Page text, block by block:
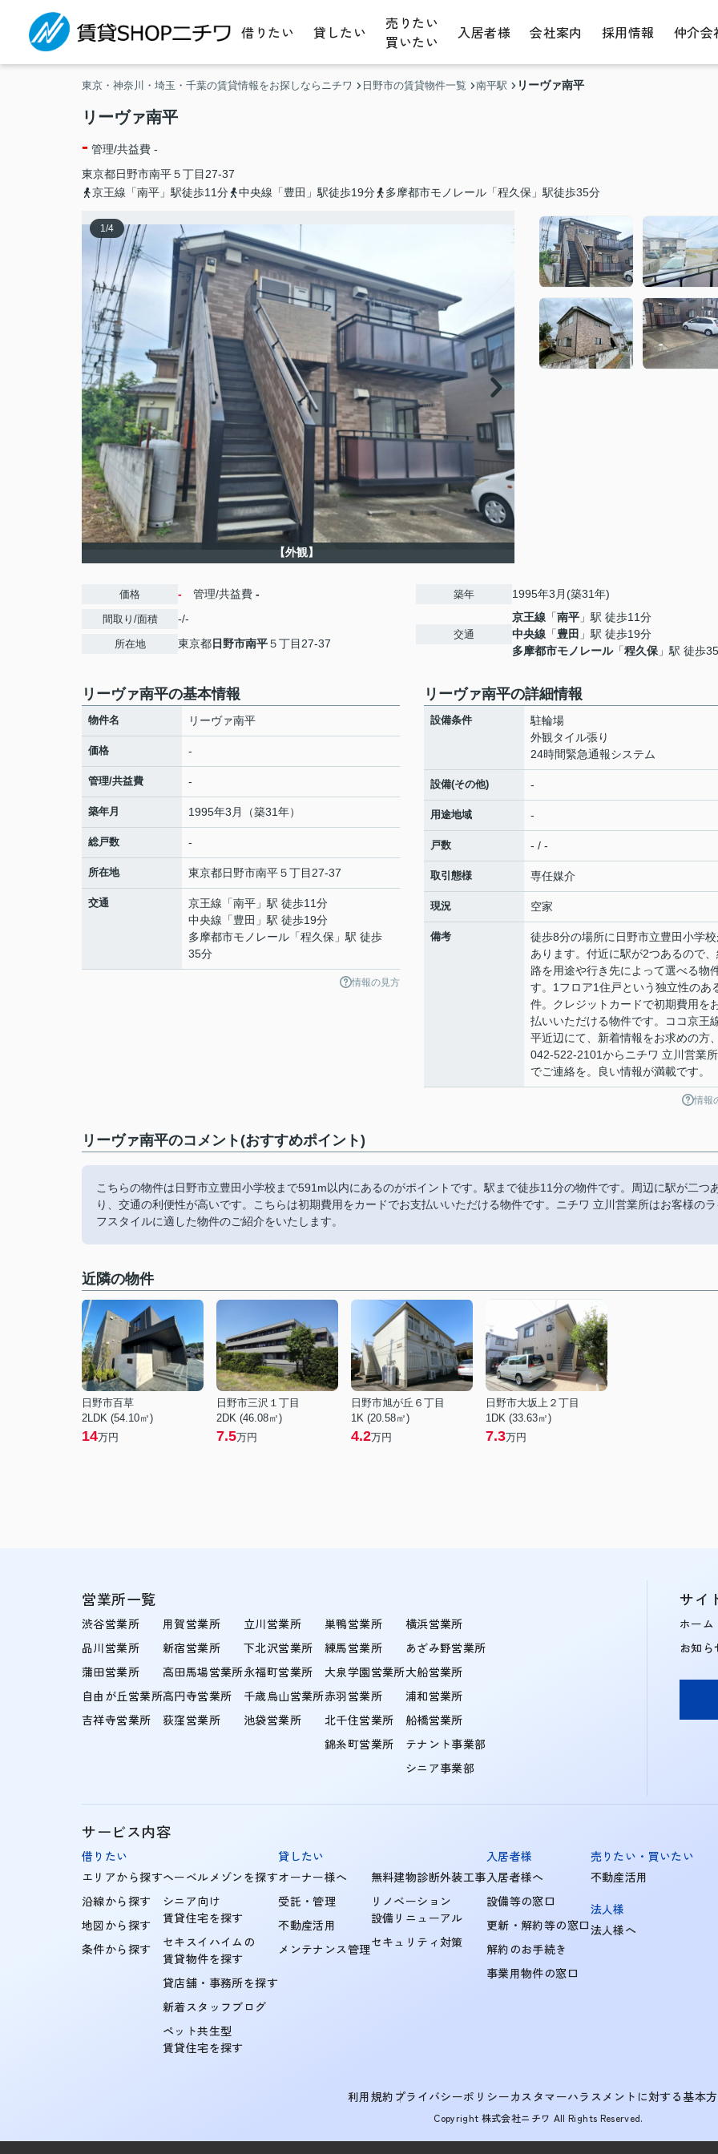
借りたい 貸したい
売りたい
買いたい
入居者様 会社案内 採用情報 仲介会
東京・神奈川・埼玉・千葉の賃貸情報をお探しならニチワ 日野市の賃貸物件一覧 南平駅 リーヴァ南平
リーヴァ南平
- 管理/共益費 -
東京都日野市南平５丁目27-37
京王線「南平」駅徒歩11分
中央線「豊田」駅徒歩19分 多摩都市モノレール「程久保」駅徒歩35分
1/4
【外観】
価格 - 管理/共益費 -
間取り/面積 -/-
所在地 東京都日野市南平５丁目27-37
築年 1995年3月(築31年)
交通
京王線 「南平 」駅 徒歩11分
中央線 「豊田 」駅 徒歩19分
多摩都市モノレール「程久保 」駅 徒歩
リーヴァ南平の基本情報
物件名 リーヴァ南平
価格 -
管理/共益費 -
築年月 1995年3月（築31年）
総戸数 -
所在地 東京都日野市南平５丁目27-37
交通 京王線 「南平 」駅 徒歩11分
中央線 「豊田 」駅 徒歩19分
多摩都市モノレール 「程久保 」駅 徒歩
35分
情報の見方
リーヴァ南平の詳細情報
設備条件
駐輪場
外観タイル張り
24時間緊急通報システム
設備(その他) -
用途地域 -
戸数 - / -
取引態様 専任媒介
現況 空家
備考
徒歩8分の場所に日野市立豊田小学
あります。付近に駅が2つあるので
路を用途や行き先によって選べる物
す。1フロア1住戸という独立性のあ
件。クレジットカードで初期費用を
払いいただける物件です。ココ京王
平近辺にて、新着情報をお求めの方
042-522-2101からニチワ 立川営業
でご連絡を。良い情報が満載です。
情報
リーヴァ南平のコメント(おすすめポイント)
こちらの物件は日野市立豊田小学校まで591m以内にあるのがポイントです。駅まで徒歩11分の物件です。周辺に駅が二つ
り、交通の利便性が高いです。こちらは初期費用をカードでお支払いいただける物件です。ニチワ 立川営業所はお客様の
フスタイルに適した物件のご紹介をいたします。
近隣の物件
日野市百草
2LDK (54.10㎡)
14万円
日野市三沢１丁目
2DK (46.08㎡)
7.5万円
日野市旭が丘６丁目
1K (20.58㎡)
4.2万円
日野市大坂上２丁目
1DK (33.63㎡)
7.3万円
営業所一覧
渋谷営業所
品川営業所
蒲田営業所
自由が丘営業所
吉祥寺営業所
用賀営業所
新宿営業所
高田馬場営業所
高円寺営業所
荻窪営業所
立川営業所
下北沢営業所
永福町営業所
千歳烏山営業所
池袋営業所
巣鴨営業所
練馬営業所
大泉学園営業所
赤羽営業所
北千住営業所
錦糸町営業所
横浜営業所
あざみ野営業所
大船営業所
浦和営業所
船橋営業所
テナント事業部
シニア事業部
サイ
ホーム
お知ら
サービス内容
借りたい
エリアから探す
沿線から探す
地図から探す
条件から探す
ヘーベルメゾンを探す
シニア向け
賃貸住宅を探す
セキスイハイムの
賃貸物件を探す
貸店舗・事務所を探す
新着スタッフブログ
ペット共生型
賃貸住宅を探す
貸したい
オーナー様へ
受託・管理
不動産活用
メンテナンス管理
無料建物診断外装工事
リノベーション
設備リニューアル
セキュリティ対策
入居者様
入居者様へ
設備等の窓口
更新・解約等の窓口
解約のお手続き
事業用物件の窓口
売りたい・買いたい
不動産活用
法人様
法人様へ
利用規約 プライバシーポリシーカスタマーハラスメントに対する基本
Copyright 株式会社ニチワ All Rights Reserved.